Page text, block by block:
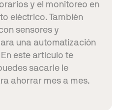
y el monitoreo en
eléctrico. También
sensores y
una automatización
este artículo te
sacarle le
ahorrar mes a mes.